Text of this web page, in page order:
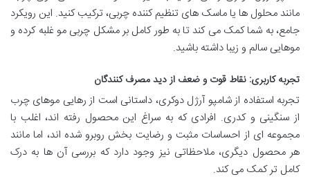
مانند محلول ها یا ماسک های تنظیم کننده چربی، ترکیب کنید. این رویکرد
جامع، به شما کمک می کند تا به طور کامل بر مشکل چربی مو غلبه کرده و
موهایی سالم و زیبا داشته باشید.
تجربه کاربری: نقاط قوت و ضعف از دید مصرف کنندگان
تجربه استفاده از شامپو آرژل دوکری، داستانی است از رهایی موهای چرب
از سنگینی و کدری. افرادی که به سراغ این محصول رفته اند، اغلب با
مجموعه ای از احساسات مثبت و رضایت بخش روبرو شده اند، اما مانند
هر محصول دیگری، ملاحظاتی نیز وجود دارد که بررسی آن ها به درک
کامل تر کمک می کند.